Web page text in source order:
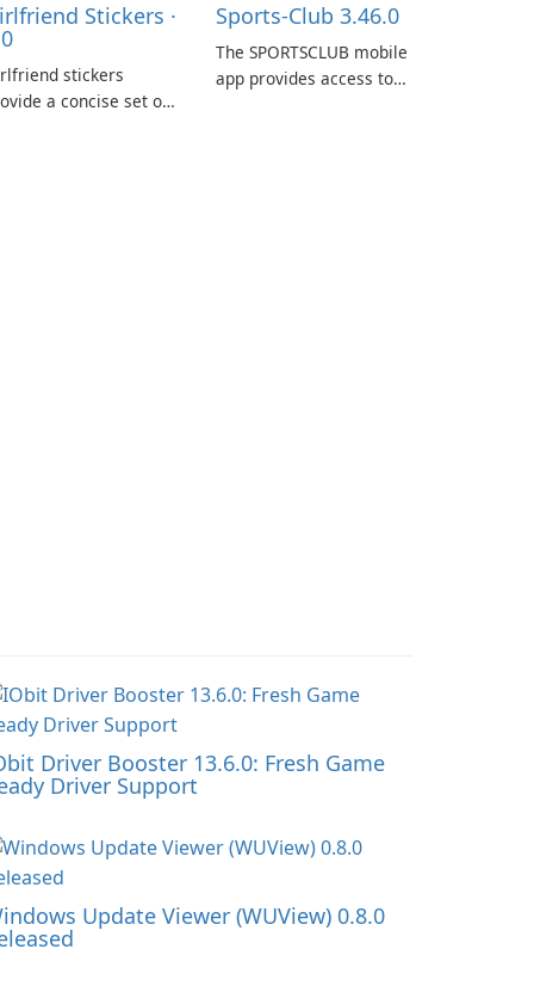
Stickers ·
stickers
a concise set of
Sports-Club 3.46.0
The SPORTSCLUB mobile
app provides access to
Driver Booster 13.6.0: Fresh Game
Driver Support
Update Viewer (WUView) 0.8.0